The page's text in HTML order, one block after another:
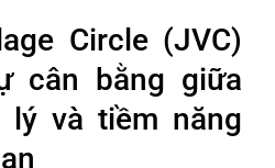
Circle (JVC)
cân bằng giữa
lý và tiềm năng